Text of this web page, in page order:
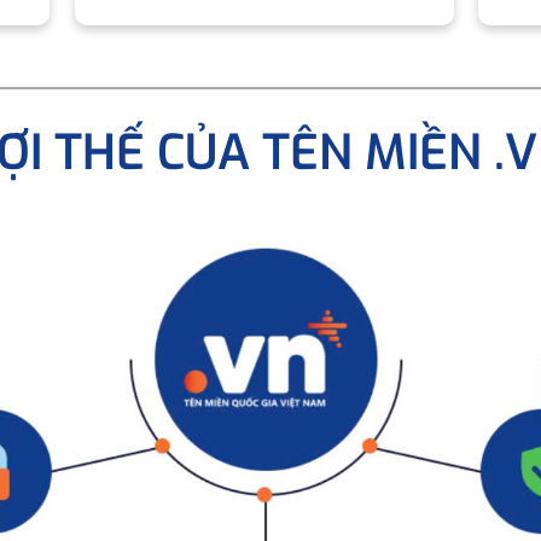
THẾ CỦA TÊN MIỀN